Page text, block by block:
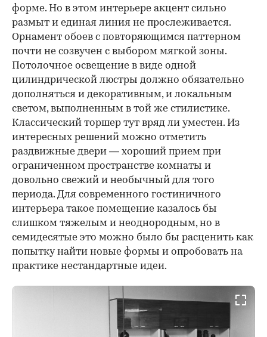
форме. Но в этом интерьере акцент сильно
размыт и единая линия не прослеживается.
Орнамент обоев с повторяющимся паттерном
почти не созвучен с выбором мягкой зоны.
Потолочное освещение в виде одной
цилиндрической люстры должно обязательно
дополняться и декоративным, и локальным
светом, выполненным в той же стилистике.
Классический торшер тут вряд ли уместен. Из
интересных решений можно отметить
раздвижные двери — хороший прием при
ограниченном пространстве комнаты и
довольно свежий и необычный для того
периода. Для современного гостиничного
интерьера такое помещение казалось бы
слишком тяжелым и неоднородным, но в
семидесятые это можно было бы расценить как
попытку найти новые формы и опробовать на
практике нестандартные идеи.